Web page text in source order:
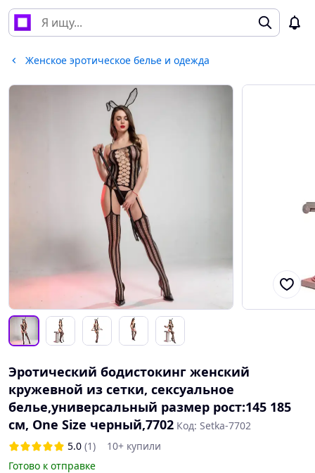
Женское эротическое белье и одежда
Эротический бодистокинг женский
кружевной из сетки, сексуальное
белье,универсальный размер рост:145 185
см, One Size черный,7702 Код: Setka-7702
5.0 (1)
10+ купили
Готово к отправке